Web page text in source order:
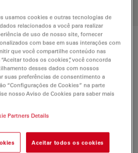
11556075
-
With & without
usamos cookies e outras tecnologias de
relacionados a você para realizar
de uso de nosso site, fornecer
com base em suas interações com
que você compartilhe conteúdo nas
todos os cookies”, você concorda
desses dados com nossos
suas preferências de consentimento a
“Configurações de Cookies” na parte
nosso Aviso de Cookies para saber mais
Partners Details
Aceitar todos os cookies